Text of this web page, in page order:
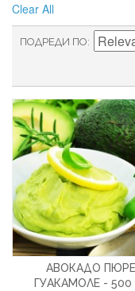
Clear All
ПОДРЕДИ ПО
АВОКАДО ПЮРЕ
ГУАКАМОЛЕ - 500